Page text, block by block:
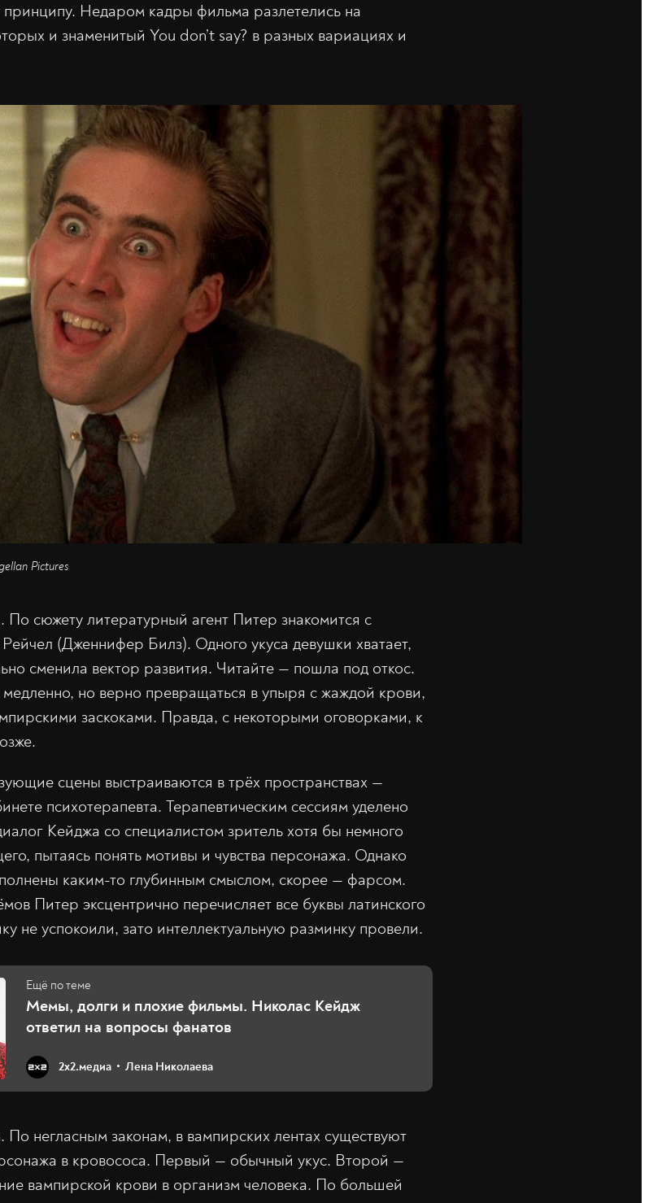
принципу. Недаром кадры фильма разлетелись на
и знаменитый You don’t say? в разных вариациях и
Pictures
сюжету литературный агент Питер знакомится с
(Дженнифер Билз). Одного укуса девушки хватает,
сменила вектор развития. Читайте — пошла под откос.
но верно превращаться в упыря с жаждой крови,
заскоками. Правда, с некоторыми оговорками, к
сцены выстраиваются в трёх пространствах —
психотерапевта. Терапевтическим сессиям уделено
Кейджа со специалистом зритель хотя бы немного
пытаясь понять мотивы и чувства персонажа. Однако
каким-то глубинным смыслом, скорее — фарсом.
Питер эксцентрично перечисляет все буквы латинского
не успокоили, зато интеллектуальную разминку провели.
Мемы, долги и плохие фильмы. Николас Кейдж
ответил на вопросы фанатов
2х2.медиа Лена Николаева
негласным законам, в вампирских лентах существуют
в кровососа. Первый — обычный укус. Второй —
вампирской крови в организм человека. По большей